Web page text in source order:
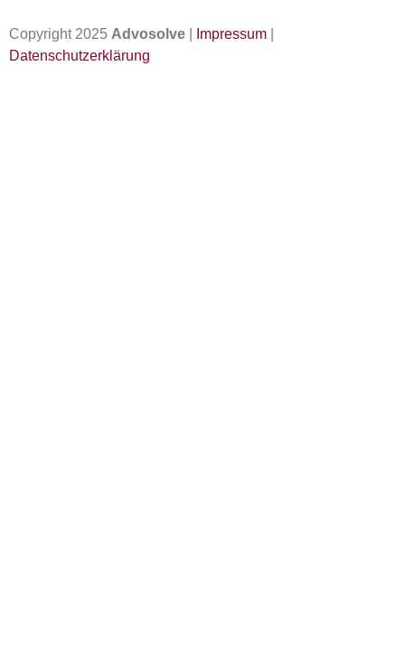
Copyright 2025 Advosolve Impressum
Datenschutzerklärung